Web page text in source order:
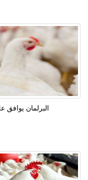
البرلمان يوافق